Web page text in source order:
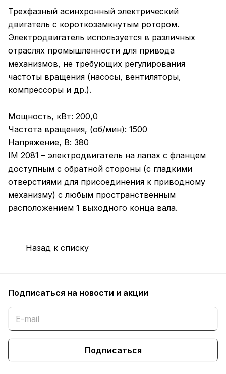
Трехфазный асинхронный электрический
двигатель с короткозамкнутым ротором.
Электродвигатель используется в различных
отраслях промышленности для привода
механизмов, не требующих регулирования
частоты вращения (насосы, вентиляторы,
компрессоры и др.).
Мощность, кВт: 200,0
Частота вращения, (об/мин): 1500
Напряжение, В: 380
IM 2081 – электродвигатель на лапах с фланцем
доступным с обратной стороны (с гладкими
отверстиями для присоединения к приводному
механизму) с любым пространственным
расположением 1 выходного конца вала.
Назад к списку
Подписаться на новости и акции
Подписаться